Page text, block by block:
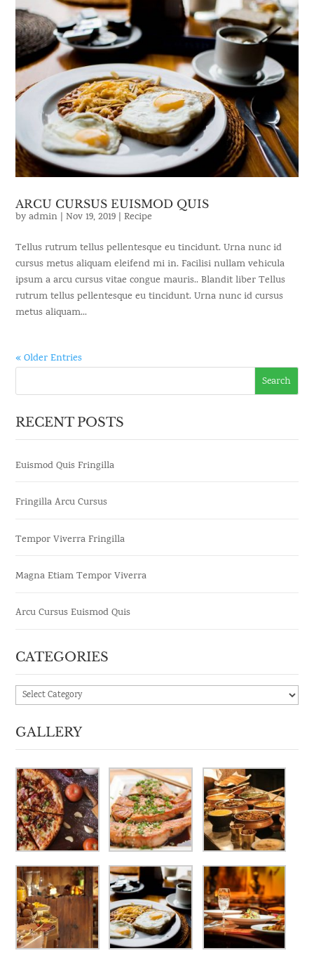
ARCU CURSUS EUISMOD QUIS
byadmin |Nov 19, 2019 |Recipe
Tellus rutrum tellus pellentesque eu tincidunt. Urna nunc id
cursus metus aliquam eleifend mi in. Facilisi nullam vehicula
ipsum a arcu cursus vitae congue mauris.. Blandit liber Tellus
rutrum tellus pellentesque eu tincidunt. Urna nunc id cursus
metus aliquam...
« Older Entries
RECENT POSTS
Euismod Quis Fringilla
Fringilla Arcu Cursus
Tempor Viverra Fringilla
Magna Etiam Tempor Viverra
Arcu Cursus Euismod Quis
CATEGORIES
Categories
GALLERY